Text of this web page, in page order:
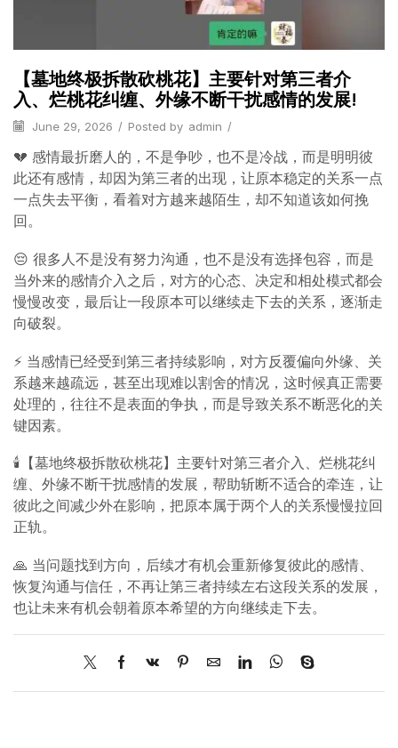
【墓地终极拆散砍桃花】主要针对第三者介
入、烂桃花纠缠、外缘不断干扰感情的发展!
June 29, 2026 / Posted by admin /
💔 感情最折磨人的，不是争吵，也不是冷战，而是明明彼
此还有感情，却因为第三者的出现，让原本稳定的关系一点
一点失去平衡，看着对方越来越陌生，却不知道该如何挽
回。
😔 很多人不是没有努力沟通，也不是没有选择包容，而是
当外来的感情介入之后，对方的心态、决定和相处模式都会
慢慢改变，最后让一段原本可以继续走下去的关系，逐渐走
向破裂。
⚡ 当感情已经受到第三者持续影响，对方反覆偏向外缘、关
系越来越疏远，甚至出现难以割舍的情况，这时候真正需要
处理的，往往不是表面的争执，而是导致关系不断恶化的关
键因素。
🕯️【墓地终极拆散砍桃花】主要针对第三者介入、烂桃花纠
缠、外缘不断干扰感情的发展，帮助斩断不适合的牵连，让
彼此之间减少外在影响，把原本属于两个人的关系慢慢拉回
正轨。
🙏 当问题找到方向，后续才有机会重新修复彼此的感情、
恢复沟通与信任，不再让第三者持续左右这段关系的发展，
也让未​​来有机会朝着原本希望的方向继续走下去。